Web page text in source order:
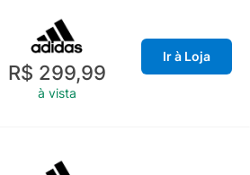
R$ 299,99
à vista
Ir à Loja